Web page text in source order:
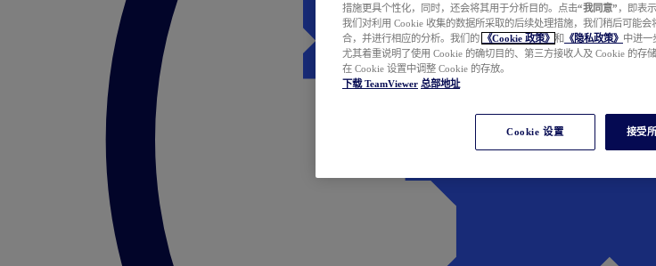
措施更具个性化，同时，还会将其用于分析目的。点击“我同意” ，即表
我们对利用 Cookie 收集的数据所采取的后续处理措施，我们稍后可能
合，并进行相应的分析。我们的
《Cookie 政策》 和 《隐私政策》 中进一
尤其着重说明了使用 Cookie 的确切目的、第三方接收人及 Cookie 的存
在 Cookie 设置中调整 Cookie 的存放。
下载 TeamViewer 总部地址
Cookie 设置 接受